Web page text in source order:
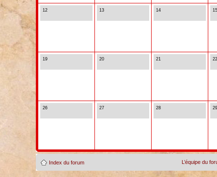
12 13 14 15
19 20 21 22
26 27 28 29
Index du forum L’équipe du